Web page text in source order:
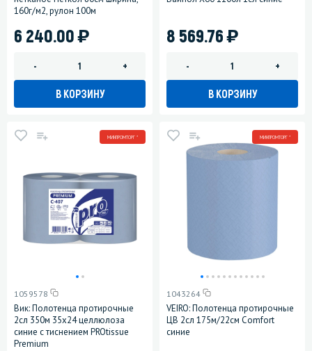
160г/м2, рулон 100м
6 240.00)
- +
В КОРЗИНУ
8 569.76)
- +
В КОРЗИНУ
МИНПРОМТОРГ *
1059578
Вик: Полотенца протирочные
2сл 350м 35х24 целлюлоза
синие с тиснением PROtissue
Premium
МИНПРОМТОРГ *
1043264
VEIRO: Полотенца протирочные
ЦВ 2сл 175м/22см Comfort
синие